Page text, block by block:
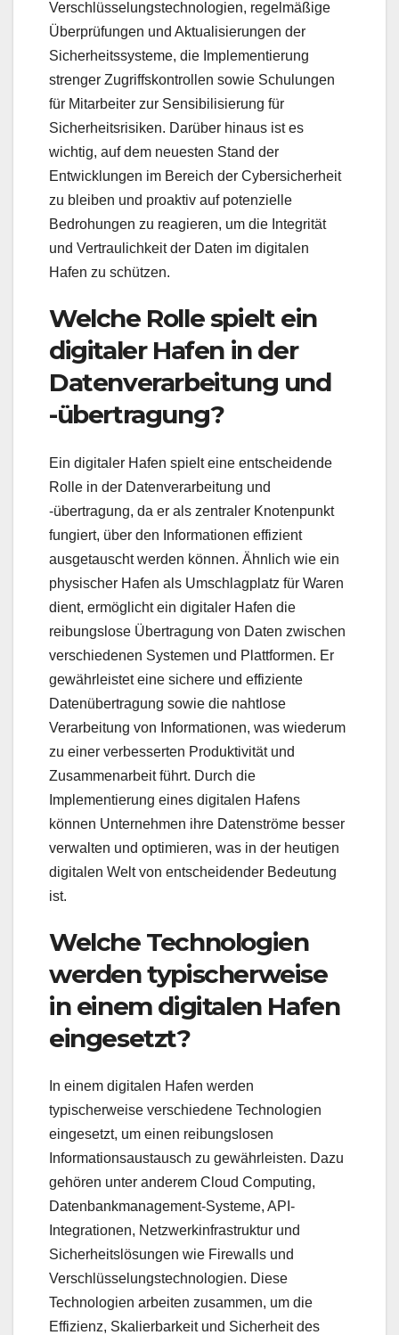
Verschlüsselungstechnologien, regelmäßige
Überprüfungen und Aktualisierungen der
Sicherheitssysteme, die Implementierung
strenger Zugriffskontrollen sowie Schulungen
für Mitarbeiter zur Sensibilisierung für
Sicherheitsrisiken. Darüber hinaus ist es
wichtig, auf dem neuesten Stand der
Entwicklungen im Bereich der Cybersicherheit
zu bleiben und proaktiv auf potenzielle
Bedrohungen zu reagieren, um die Integrität
und Vertraulichkeit der Daten im digitalen
Hafen zu schützen.
Welche Rolle spielt ein
digitaler Hafen in der
Datenverarbeitung und
-übertragung?
Ein digitaler Hafen spielt eine entscheidende
Rolle in der Datenverarbeitung und
-übertragung, da er als zentraler Knotenpunkt
fungiert, über den Informationen effizient
ausgetauscht werden können. Ähnlich wie ein
physischer Hafen als Umschlagplatz für Waren
dient, ermöglicht ein digitaler Hafen die
reibungslose Übertragung von Daten zwischen
verschiedenen Systemen und Plattformen. Er
gewährleistet eine sichere und effiziente
Datenübertragung sowie die nahtlose
Verarbeitung von Informationen, was wiederum
zu einer verbesserten Produktivität und
Zusammenarbeit führt. Durch die
Implementierung eines digitalen Hafens
können Unternehmen ihre Datenströme besser
verwalten und optimieren, was in der heutigen
digitalen Welt von entscheidender Bedeutung
ist.
Welche Technologien
werden typischerweise
in einem digitalen Hafen
eingesetzt?
In einem digitalen Hafen werden
typischerweise verschiedene Technologien
eingesetzt, um einen reibungslosen
Informationsaustausch zu gewährleisten. Dazu
gehören unter anderem Cloud Computing,
Datenbankmanagement-Systeme, API-
Integrationen, Netzwerkinfrastruktur und
Sicherheitslösungen wie Firewalls und
Verschlüsselungstechnologien. Diese
Technologien arbeiten zusammen, um die
Effizienz, Skalierbarkeit und Sicherheit des